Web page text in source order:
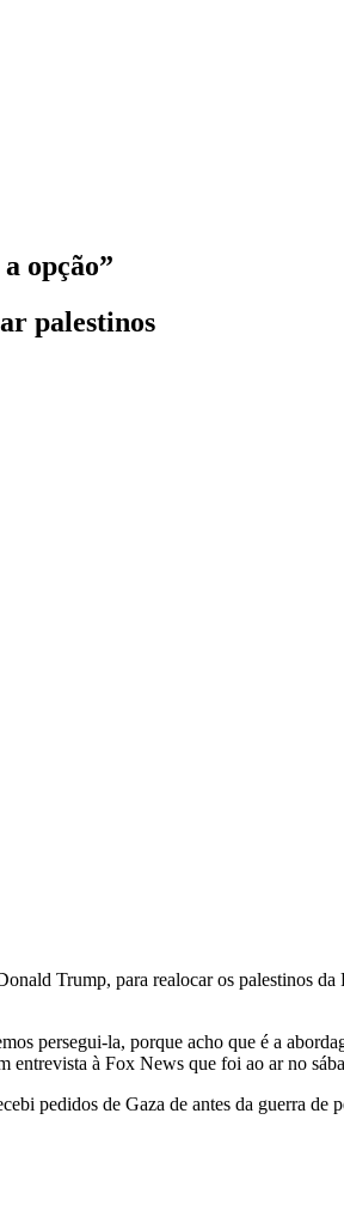
opção”
palestinos
Trump, para realocar os palestinos
persegui-la, porque acho que é a
entrevista à Fox News que foi ao ar no
pedidos de Gaza de antes da guerra de